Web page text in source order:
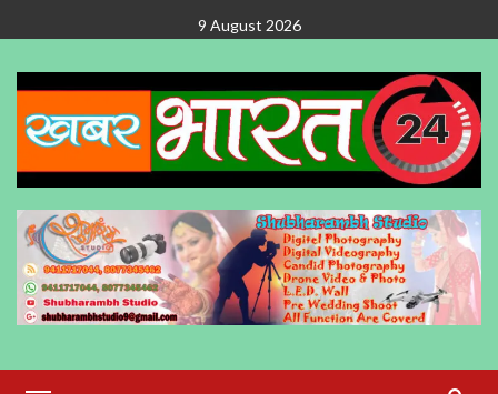
to
content
9 August 2026